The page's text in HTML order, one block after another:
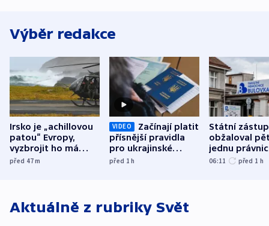
Výběr redakce
Irsko je „achillovou
patou“ Evropy,
vyzbrojit ho má
Francie
před 47m
VIDEO
Začínají platit
přísnější pravidla
pro ukrajinské
uprchlíky
před 1h
Státní
obžaloval
jednu
osobu v
06:11 před 1 h
Aktuálně z rubriky Svět